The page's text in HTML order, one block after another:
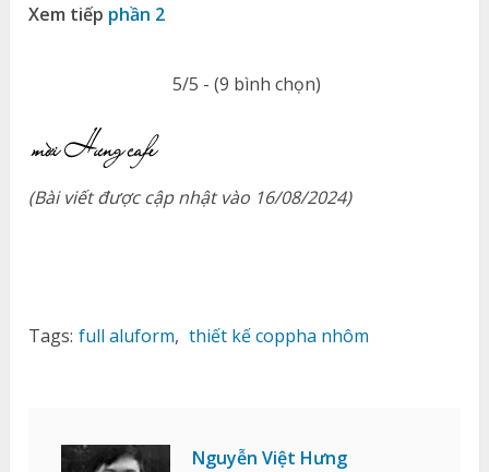
Xem tiếp phần 2
5/5 - (9 bình chọn)
(Bài viết được cập nhật vào 16/08/2024)
Tags: full aluform, thiết kế coppha nhôm
Nguyễn Việt Hưng